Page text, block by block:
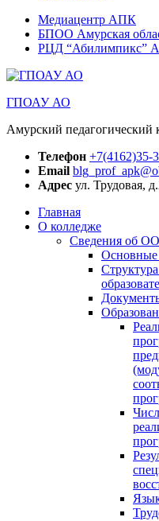
Медиацентр АПК
БПОО Амурская
РЦД “Абилимпикс”
ГПОАУ АО
Амурский педагогический
Телефон +7(4162)35-
Email
Адрес ул. Трудовая,
Главная
О колледже
Сведения об ОО
Основные